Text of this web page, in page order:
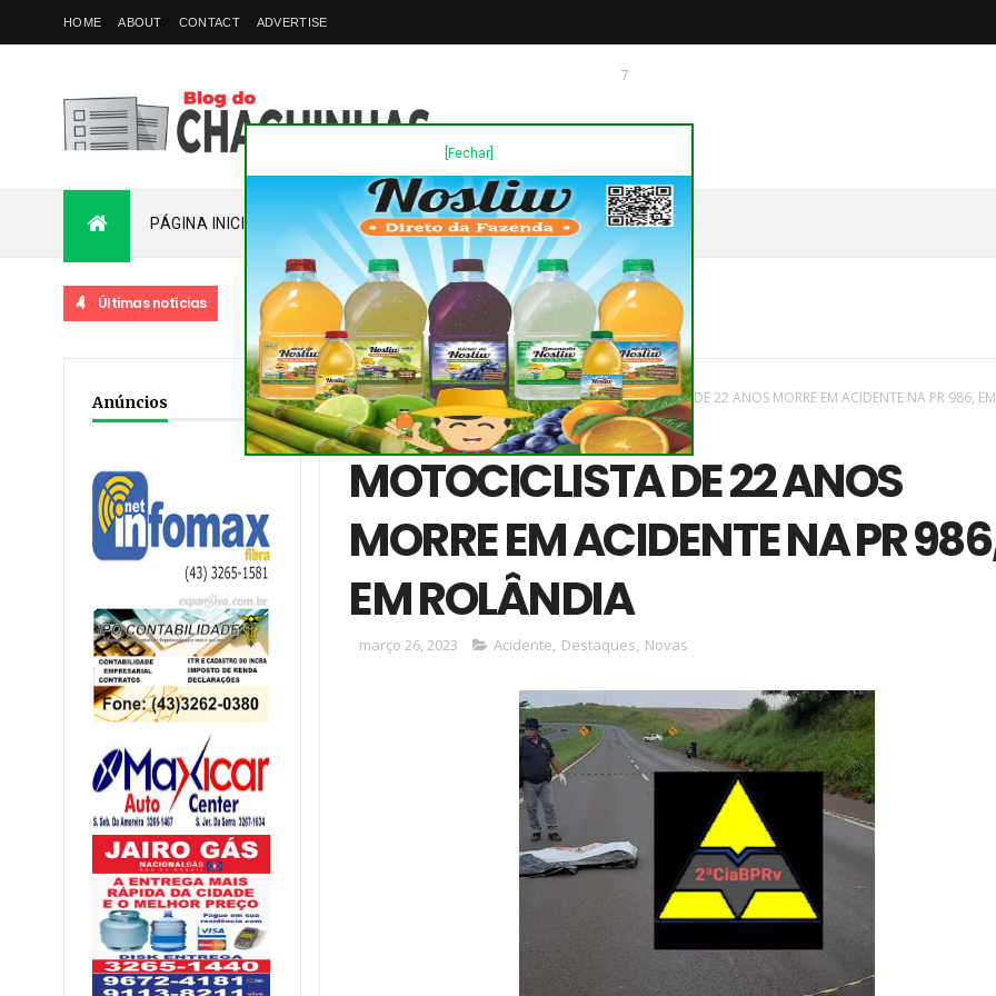
[Fechar]
HOME ABOUT CONTACT ADVERTISE
7
PÁGINA INICIAL PLANTÃO FALE COM O CHAGUINHAS
Últimas notícias
Anúncios Home/Acidente Destaques/Novas/MOTOCICLISTA DE 22 ANOS MORRE EM ACIDENTE NA PR 986, EM
ROLÂNDIA
MOTOCICLISTA DE 22 ANOS
MORRE EM ACIDENTE NA PR
EM ROLÂNDIA
março 26, 2023 Acidente, Destaques, Novas